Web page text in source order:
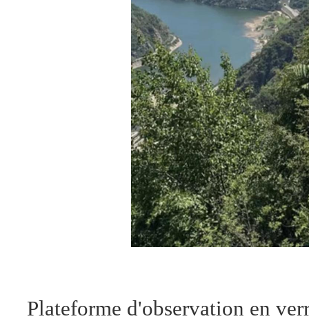
Plateforme d'observation en